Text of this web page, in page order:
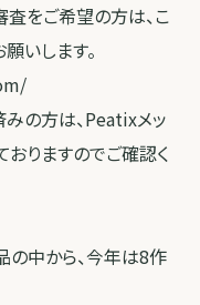
査をご希望の方は、こ
いします。
の方は、Peatixメッ
りますのでご確認く
の中から、今年は8作